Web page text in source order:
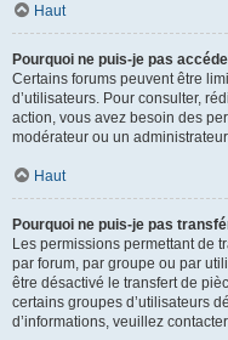
Haut
Pourquoi ne puis-je pas
Certains forums peuvent être
d’utilisateurs. Pour consulter,
action, vous avez besoin des
modérateur ou un
Haut
Pourquoi ne puis-je pas
Les permissions permettant de
par forum, par groupe ou par
être désactivé le transfert de
certains groupes d’utilisateurs
d’informations, veuillez